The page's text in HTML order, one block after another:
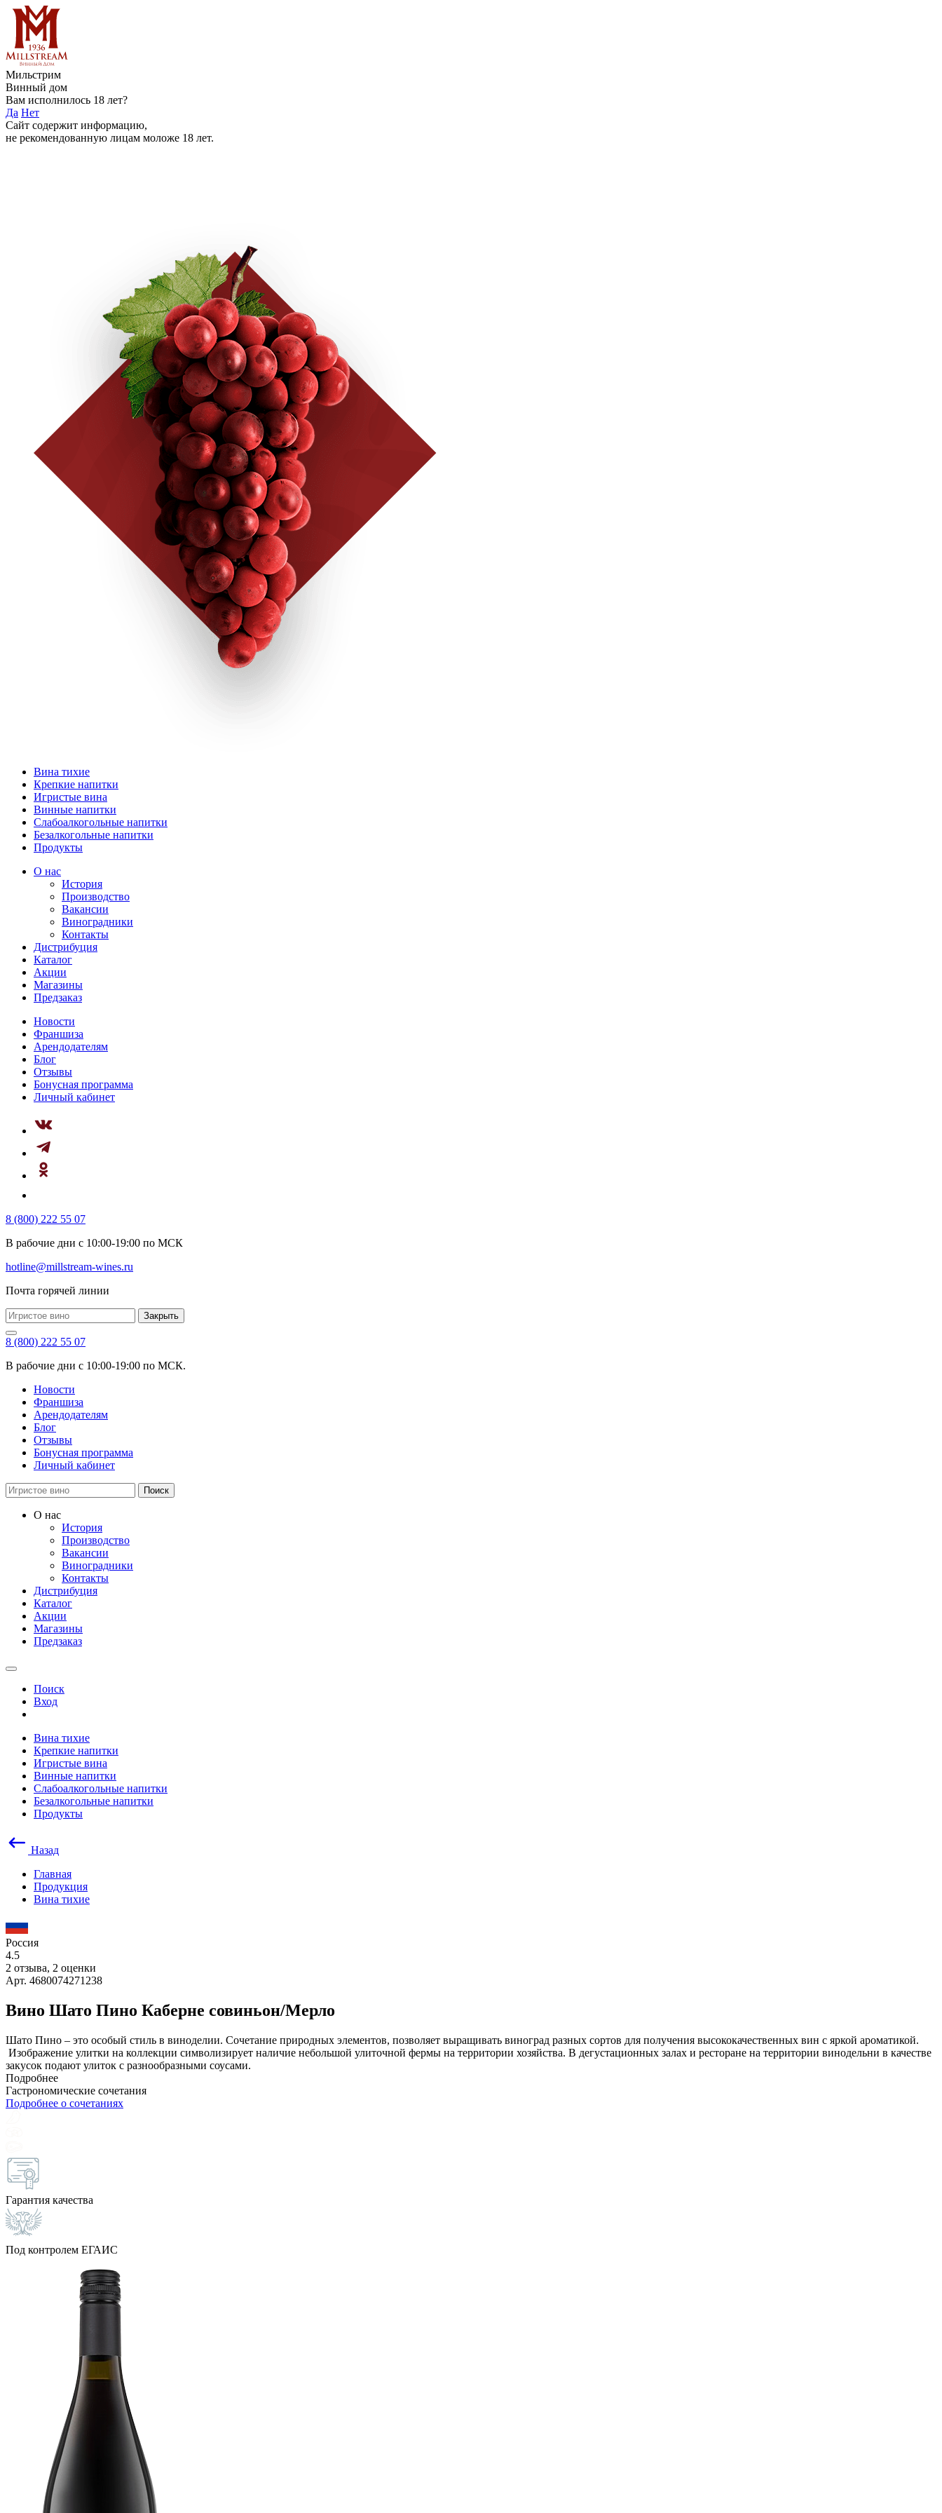
Мильстрим
Винный дом
Вам исполнилось 18 лет?
Да Нет
Сайт содержит информацию,
не рекомендованную лицам моложе 18 лет.
Вина тихие
Крепкие напитки
Игристые вина
Винные напитки
Слабоалкогольные напитки
Безалкогольные напитки
Продукты
О нас
История
Производство
Вакансии
Виноградники
Контакты
Дистрибуция
Каталог
Акции
Магазины
Предзаказ
Новости
Франшиза
Арендодателям
Блог
Отзывы
Бонусная программа
Личный кабинет
8 (800) 222 55 07
В рабочие дни с 10:00-19:00 по МСК
hotline@millstream-wines.ru
Почта горячей линии
Закрыть
8 (800) 222 55 07
В рабочие дни с 10:00-19:00 по МСК.
Новости
Франшиза
Арендодателям
Блог
Отзывы
Бонусная программа
Личный кабинет
Поиск
О нас
История
Производство
Вакансии
Виноградники
Контакты
Дистрибуция
Каталог
Акции
Магазины
Предзаказ
Поиск
Вход
Вина тихие
Крепкие напитки
Игристые вина
Винные напитки
Слабоалкогольные напитки
Безалкогольные напитки
Продукты
Назад
Главная
Продукция
Вина тихие
Россия
4.5
2 отзыва, 2 оценки
Арт. 4680074271238
Вино Шато Пино Каберне совиньон/Мерло
Шато Пино – это особый стиль в виноделии. Сочетание природных элементов, позволяет выращивать виноград разных сортов для получения высококачественных вин с яркой ароматикой.
Изображение улитки на коллекции символизирует наличие небольшой улиточной фермы на территории хозяйства. В дегустационных залах и ресторане на территории винодельни в качестве
закусок подают улиток с разнообразными соусами.
Подробнее
Гастрономические сочетания
Подробнее о сочетаниях
Гарантия качества
Под контролем ЕГАИС